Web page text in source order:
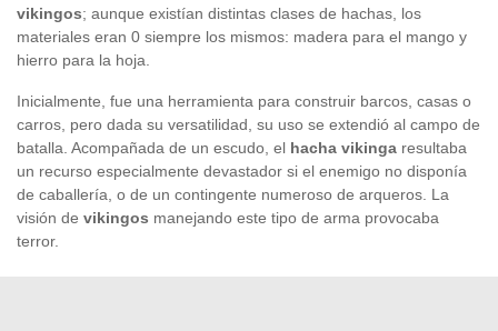
vikingos; aunque existían distintas clases de hachas, los
materiales eran 0 siempre los mismos: madera para el mango y
hierro para la hoja.
Inicialmente, fue una herramienta para construir barcos, casas o
carros, pero dada su versatilidad, su uso se extendió al campo de
batalla. Acompañada de un escudo, el hacha vikinga resultaba
un recurso especialmente devastador si el enemigo no disponía
de caballería, o de un contingente numeroso de arqueros. La
visión de vikingos manejando este tipo de arma provocaba
terror.